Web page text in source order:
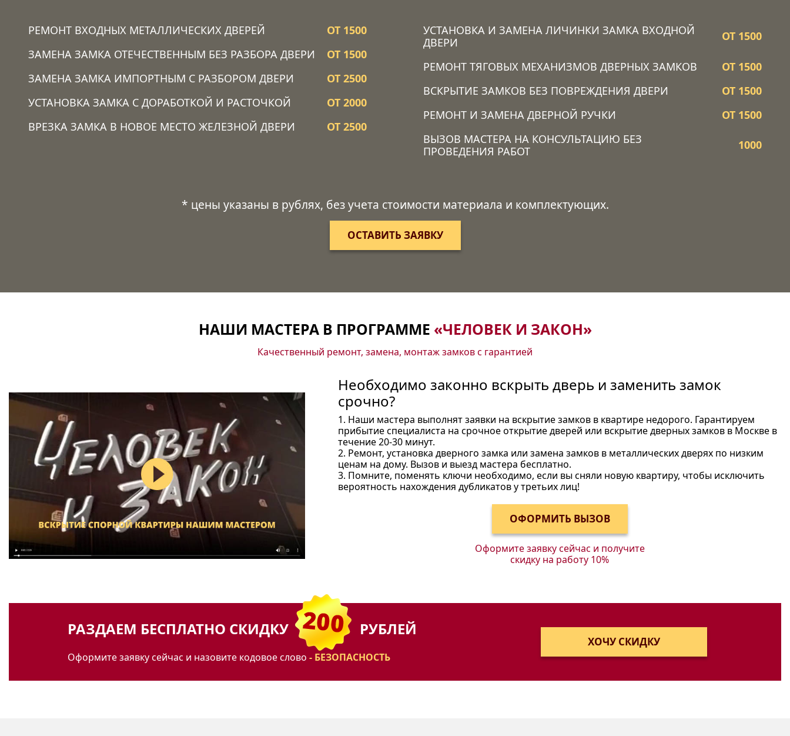
РЕМОНТ ВХОДНЫХ МЕТАЛЛИЧЕСКИХ ДВЕРЕЙ
ОТ 1500
ЗАМЕНА ЗАМКА ОТЕЧЕСТВЕННЫМ БЕЗ РАЗБОРА ДВЕРИ
ОТ 1500
ЗАМЕНА ЗАМКА ИМПОРТНЫМ С РАЗБОРОМ ДВЕРИ
ОТ 2500
УСТАНОВКА ЗАМКА C ДОРАБОТКОЙ И РАСТОЧКОЙ
ОТ 2000
ВРЕЗКА ЗАМКА В НОВОЕ МЕСТО ЖЕЛЕЗНОЙ ДВЕРИ
ОТ 2500
УСТАНОВКА И ЗАМЕНА ЛИЧИНКИ ЗАМКА ВХОДНОЙ
ДВЕРИ
ОТ 1500
РЕМОНТ ТЯГОВЫХ МЕХАНИЗМОВ ДВЕРНЫХ ЗАМКОВ
ОТ 1500
ВСКРЫТИЕ ЗАМКОВ БЕЗ ПОВРЕЖДЕНИЯ ДВЕРИ
ОТ 1500
РЕМОНТ И ЗАМЕНА ДВЕРНОЙ РУЧКИ
ОТ 1500
ВЫЗОВ МАСТЕРА НА КОНСУЛЬТАЦИЮ БЕЗ
ПРОВЕДЕНИЯ РАБОТ
1000
* цены указаны в рублях, без учета стоимости материала и комплектующих.
ОСТАВИТЬ ЗАЯВКУ
НАШИ МАСТЕРА В ПРОГРАММЕ «ЧЕЛОВЕК И ЗАКОН»
Качественный ремонт, замена, монтаж замков с гарантией
Необходимо законно вскрыть дверь и заменить замок
срочно?
1. Наши мастера выполнят заявки на вскрытие замков в квартире недорого. Гарантируем
прибытие специалиста на срочное открытие дверей или вскрытие дверных замков в Москве в
течение 20-30 минут.
2. Ремонт, установка дверного замка или замена замков в металлических дверях по низким
ценам на дому. Вызов и выезд мастера бесплатно.
3. Помните, поменять ключи необходимо, если вы сняли новую квартиру, чтобы исключить
вероятность нахождения дубликатов у третьих лиц!
Оформите заявку сейчас и получите
скидку на работу 10%
РАЗДАЕМ БЕСПЛАТНО СКИДКУ РУБЛЕЙ
Оформите заявку сейчас и назовите кодовое слово - БЕЗОПАСНОСТЬ